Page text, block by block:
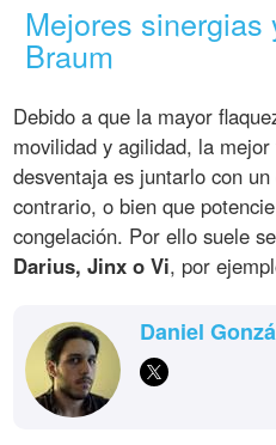
Mejores sinergias
Braum
Debido a que la mayor
movilidad y agilidad, la
desventaja es juntarlo con
contrario, o bien que
congelación. Por ello suele
Darius, Jinx o Vi, por
Daniel